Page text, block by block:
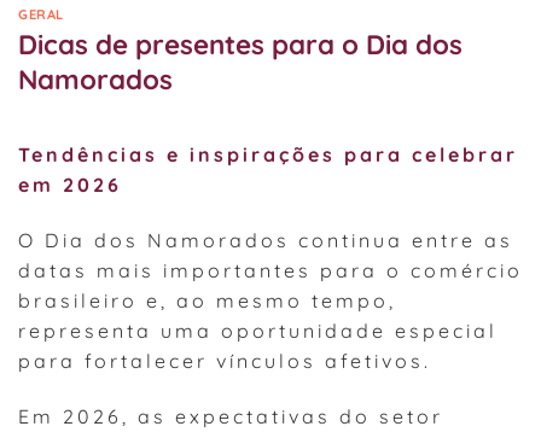
GERAL
Dicas de presentes para o Dia dos
Namorados
Tendências e inspirações para celebrar
em 2026
O Dia dos Namorados continua entre as
datas mais importantes para o comércio
brasileiro e, ao mesmo tempo,
representa uma oportunidade especial
para fortalecer vínculos afetivos.
Em 2026, as expectativas do setor